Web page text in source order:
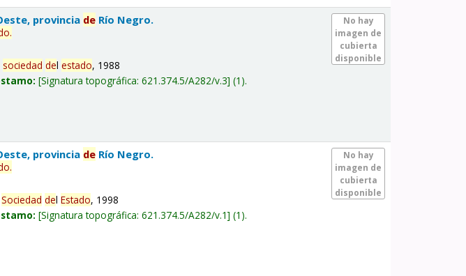
No hay
imagen de
cubierta
disponible
provincia de Río Negro.
.
sociedad delestado, 1988
Signatura topográfica:621.374.5/A282/v.3 (1).
No hay
imagen de
cubierta
disponible
provincia de Río Negro.
.
Sociedad delEstado, 1998
Signatura topográfica:621.374.5/A282/v.1 (1).